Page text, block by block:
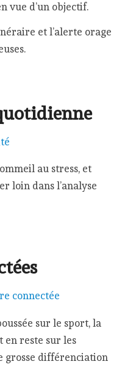
vue d’un objectif.
et l’alerte orage
au stress, et
loin dans l’analyse
sur le sport, la
en reste sur les
grosse différenciation